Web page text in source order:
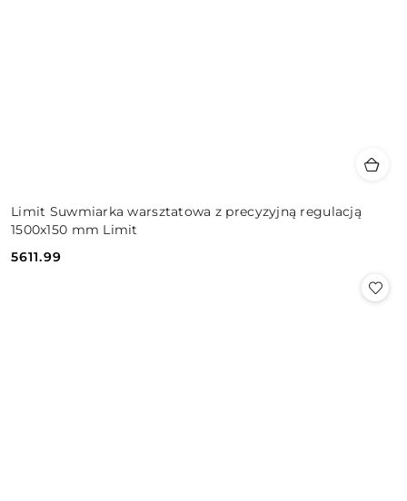
Limit Suwmiarka warsztatowa z precyzyjną regulacją
1500x150 mm Limit
Cena:
5611.99